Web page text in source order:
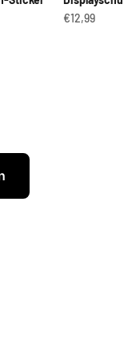
Angebot
€12,99